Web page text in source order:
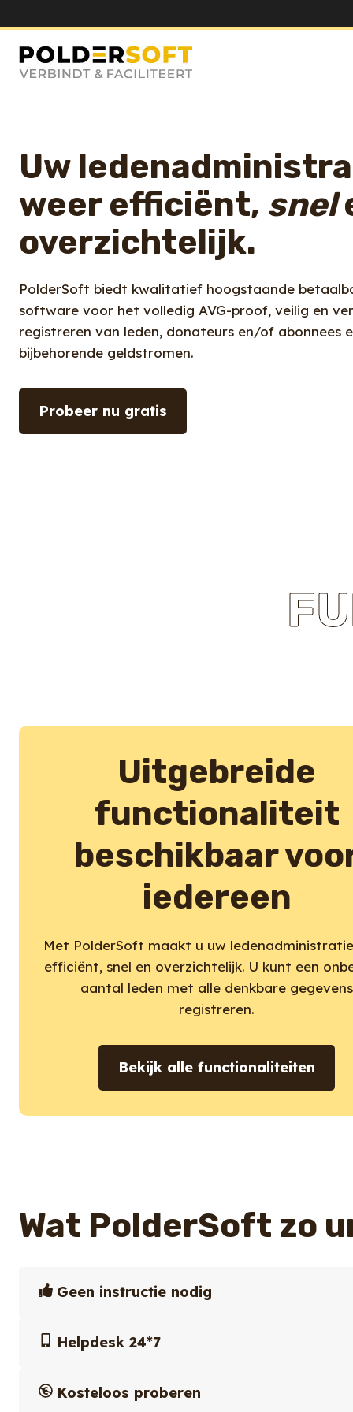
naar
inhoud
Uw
weer efficiënt, snel
overzichtelijk.
PolderSoft biedt kwalitatief hoogstaande
software voor het volledig AVG-proof, veilig en
registreren van leden, donateurs en/of abonnees
bijbehorende geldstromen.
Probeer nu gratis
Uitgebreide
functionaliteit
beschikbaar
iedereen
Met PolderSoft maakt u uw
efficiënt, snel en overzichtelijk. U kunt een
aantal leden met alle denkbare gegevens
registreren.
Bekijk alle functionaliteiten
Wat PolderSoft zo
Geen instructie nodig
Helpdesk 24*7
Kosteloos proberen